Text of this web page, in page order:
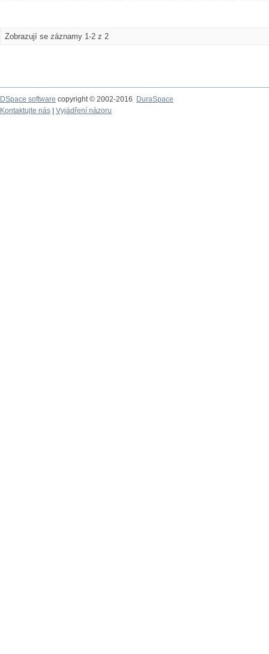
Zobrazují se záznamy 1-2 z 2
DSpace software copyright © 2002-2016
DuraSpace
Kontaktujte nás
Vyjádření názoru